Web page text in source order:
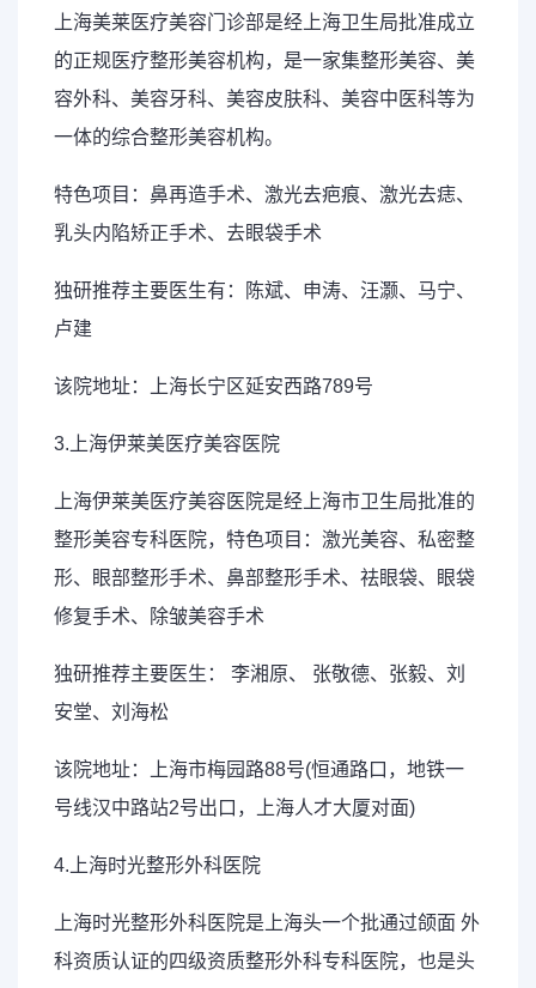
上海美莱医疗美容门诊部是经上海卫生局批准成立
的正规医疗整形美容机构，是一家集整形美容、美
容外科、美容牙科、美容皮肤科、美容中医科等为
一体的综合整形美容机构。
特色项目：鼻再造手术、激光去疤痕、激光去痣、
乳头内陷矫正手术、去眼袋手术
独研推荐主要医生有：陈斌、申涛、汪灏、马宁、
卢建
该院地址：上海长宁区延安西路789号
3.上海伊莱美医疗美容医院
上海伊莱美医疗美容医院是经上海市卫生局批准的
整形美容专科医院，特色项目：激光美容、私密整
形、眼部整形手术、鼻部整形手术、祛眼袋、眼袋
修复手术、除皱美容手术
独研推荐主要医生： 李湘原、 张敬德、张毅、刘
安堂、刘海松
该院地址：上海市梅园路88号(恒通路口，地铁一
号线汉中路站2号出口，上海人才大厦对面)
4.上海时光整形外科医院
上海时光整形外科医院是上海头一个批通过颌面 外
科资质认证的四级资质整形外科专科医院，也是头